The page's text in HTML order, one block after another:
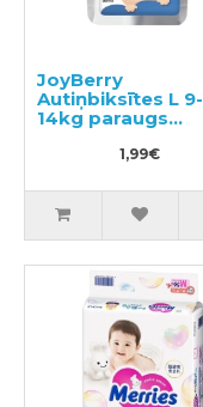
JoyBerry
Autiņbiksītes L 9-
14kg paraugs
1,99€